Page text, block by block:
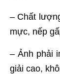
– Chất
mực, nếp
– Ảnh phải
giải cao,